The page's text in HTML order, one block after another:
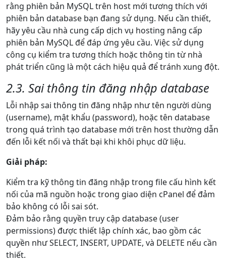
rằng phiên bản MySQL trên host mới tương thích với
phiên bản database bạn đang sử dụng. Nếu cần thiết,
hãy yêu cầu nhà cung cấp dịch vụ hosting nâng cấp
phiên bản MySQL để đáp ứng yêu cầu. Việc sử dụng
công cụ kiểm tra tương thích hoặc thông tin từ nhà
phát triển cũng là một cách hiệu quả để tránh xung đột.
2.3. Sai thông tin đăng nhập database
Lỗi nhập sai thông tin đăng nhập như tên người dùng
(username), mật khẩu (password), hoặc tên database
trong quá trình tạo database mới trên host thường dẫn
đến lỗi kết nối và thất bại khi khôi phục dữ liệu.
Giải pháp:
Kiểm tra kỹ thông tin đăng nhập trong file cấu hình kết
nối của mã nguồn hoặc trong giao diện cPanel để đảm
bảo không có lỗi sai sót.
Đảm bảo rằng quyền truy cập database (user
permissions) được thiết lập chính xác, bao gồm các
quyền như SELECT, INSERT, UPDATE, và DELETE nếu cần
thiết.